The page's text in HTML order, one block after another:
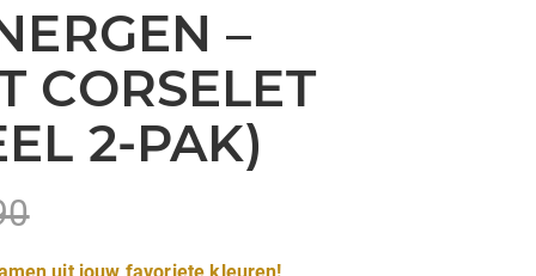
–
CORSELET
2-PAK)
uit jouw favoriete kleuren!